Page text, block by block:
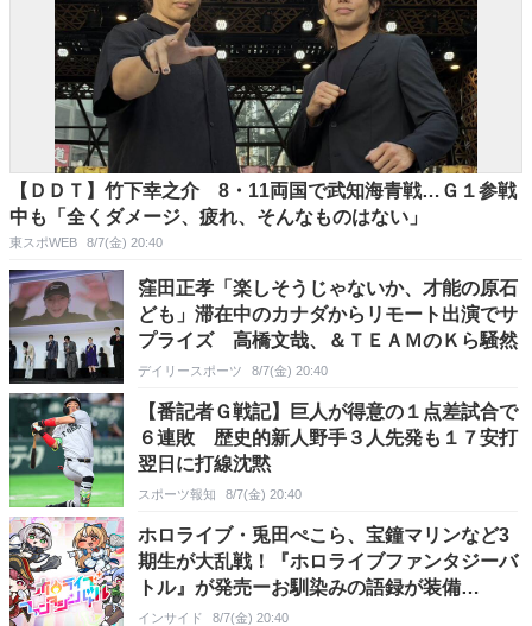
【ＤＤＴ】竹下幸之介 8・11両国で武知海青戦…Ｇ１参戦
中も「全くダメージ、疲れ、そんなものはない」
東スポWEB 8/7(金) 20:40
窪田正孝「楽しそうじゃないか、才能の原石
ども」滞在中のカナダからリモート出演でサ
プライズ 高橋文哉、＆ＴＥＡＭのＫら騒然
デイリースポーツ 8/7(金) 20:40
【番記者Ｇ戦記】巨人が得意の１点差試合で
６連敗 歴史的新人野手３人先発も１７安打
翌日に打線沈黙
スポーツ報知 8/7(金) 20:40
ホロライブ・兎田ぺこら、宝鐘マリンなど3
期生が大乱戦！『ホロライブファンタジーバ
トル』が発売ーお馴染みの語録が装備
に、“ニセ3期生”とのバトルもある
インサイド 8/7(金) 20:40